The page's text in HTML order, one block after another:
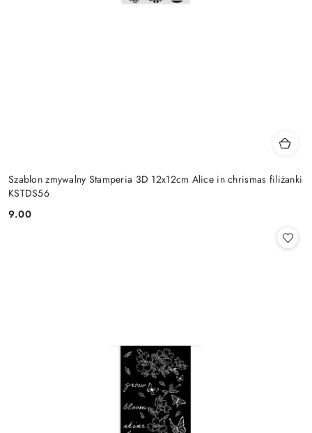
Szablon zmywalny Stamperia 3D 12x12cm Alice in chrismas filiżanki
KSTDS56
Cena:
9.00